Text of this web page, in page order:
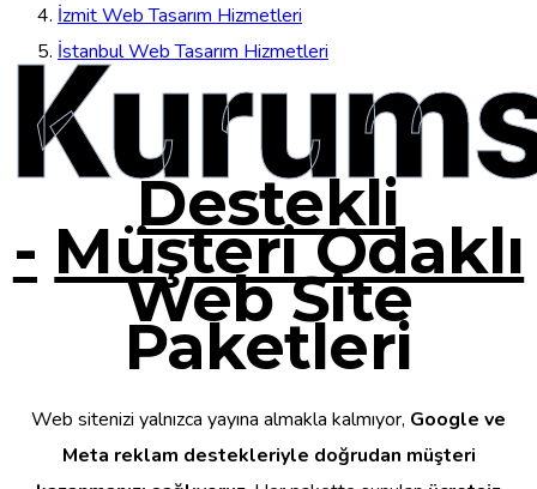
İzmit Web Tasarım Hizmetleri
İstanbul Web Tasarım Hizmetleri
Destekli
- Müşteri Odaklı
Web Site
Paketleri
Web sitenizi yalnızca yayına almakla kalmıyor, Google ve
Meta reklam destekleriyle doğrudan müşteri